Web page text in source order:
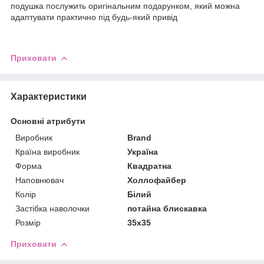
подушка послужить оригінальним подарунком, який можна
адаптувати практично під будь-який привід
Приховати
Характеристики
Основні атрибути
Виробник
Brand
Країна виробник
Україна
Форма
Квадратна
Наповнювач
Холлофайбер
Колір
Білий
Застібка наволочки
потайна блискавка
Розмір
35x35
Приховати